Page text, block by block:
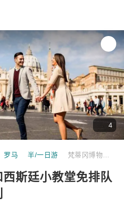
4
罗马 半/一日游
斯廷小教堂免排队